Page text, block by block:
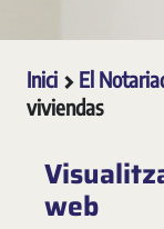
Inici El
viviendas
web